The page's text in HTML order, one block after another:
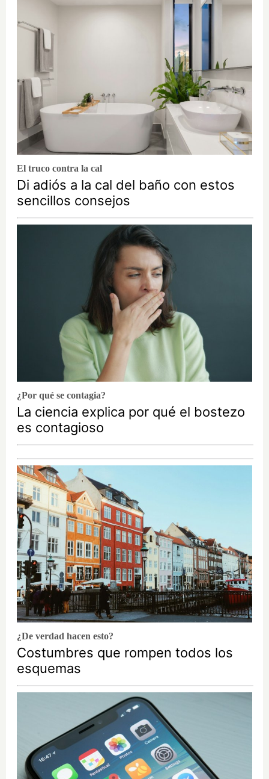
El truco contra la cal
Di adiós a la cal del baño con estos
sencillos consejos
¿Por qué se contagia?
La ciencia explica por qué el bostezo
es contagioso
¿De verdad hacen esto?
Costumbres que rompen todos los
esquemas